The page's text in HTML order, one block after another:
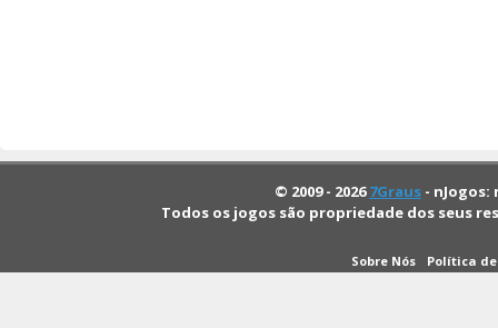
© 2009 - 20267Graus -
Todos os jogos são propriedade dos seus
Sobre Nós Política